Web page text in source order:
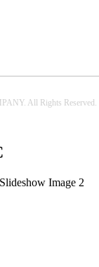
All Rights Reserved.